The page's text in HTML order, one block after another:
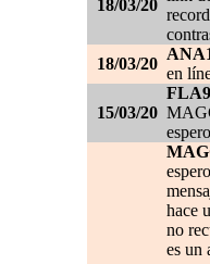
18/03/20
18/03/20
en
15/03/20
hace
no
es un